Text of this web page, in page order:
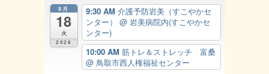
8月
18
火
2026
9:30 AM 介護予防岩美（すこやかセ
ンター） @ 岩美病院内(すこやかセ
ンター)
10:00 AM 筋トレ＆ストレッチ 富桑
@ 鳥取市西人権福祉センター